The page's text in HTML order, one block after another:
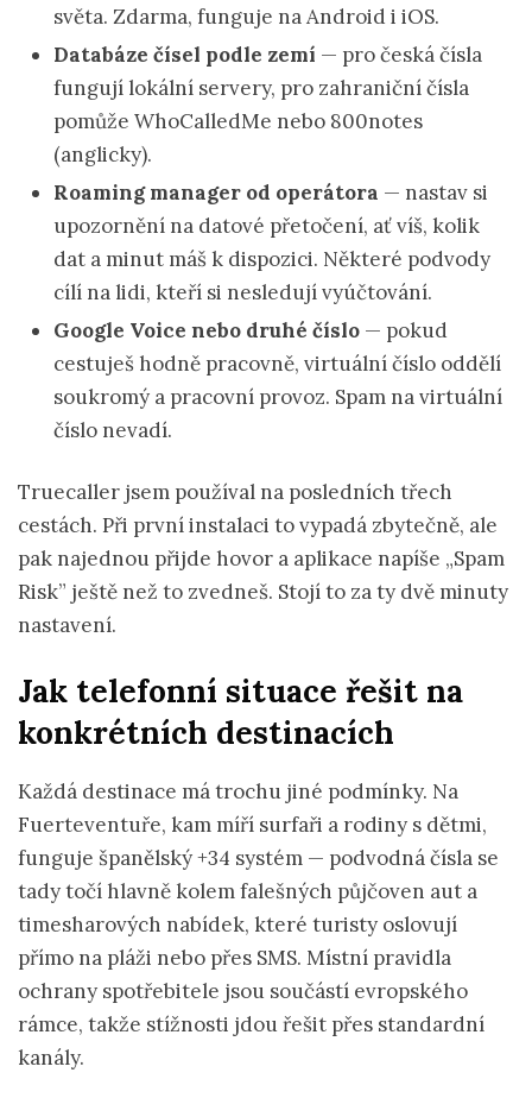
světa. Zdarma, funguje na Android i iOS.
Databáze čísel podle zemí — pro česká čísla
fungují lokální servery, pro zahraniční čísla
pomůže WhoCalledMe nebo 800notes
(anglicky).
Roaming manager od operátora — nastav si
upozornění na datové přetočení, ať víš, kolik
dat a minut máš k dispozici. Některé podvody
cílí na lidi, kteří si nesledují vyúčtování.
Google Voice nebo druhé číslo — pokud
cestuješ hodně pracovně, virtuální číslo oddělí
soukromý a pracovní provoz. Spam na virtuální
číslo nevadí.
Truecaller jsem používal na posledních třech
cestách. Při první instalaci to vypadá zbytečně, ale
pak najednou přijde hovor a aplikace napíše „Spam
Risk” ještě než to zvedneš. Stojí to za ty dvě minuty
nastavení.
Jak telefonní situace řešit na
konkrétních destinacích
Každá destinace má trochu jiné podmínky. Na
Fuerteventuře, kam míří surfaři a rodiny s dětmi,
funguje španělský +34 systém — podvodná čísla se
tady točí hlavně kolem falešných půjčoven aut a
timesharových nabídek, které turisty oslovují
přímo na pláži nebo přes SMS. Místní pravidla
ochrany spotřebitele jsou součástí evropského
rámce, takže stížnosti jdou řešit přes standardní
kanály.